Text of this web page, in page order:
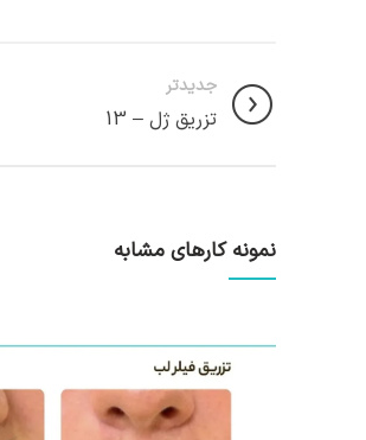
جدیدتر
تزریق ژل – 13
نمونه کارهای مشابه